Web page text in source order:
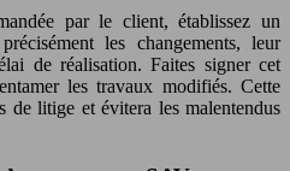
par le client, établissez un
les changements, leur
de réalisation. Faites signer cet
les travaux modifiés. Cette
de litige et évitera les malentendus